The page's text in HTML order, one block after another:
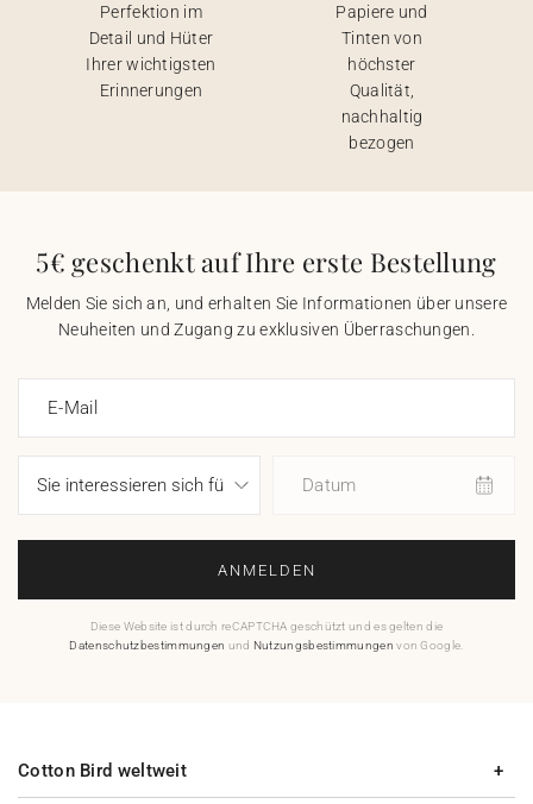
Perfektion im
Detail und Hüter
Ihrer wichtigsten
Erinnerungen
Papiere und
Tinten von
höchster
Qualität,
nachhaltig
bezogen
5€ geschenkt auf Ihre erste Bestellung
Melden Sie sich an, und erhalten Sie Informationen über unsere
Neuheiten und Zugang zu exklusiven Überraschungen.
E-Mail
Datum
ANMELDEN
Diese Website ist durch reCAPTCHA geschützt und es gelten die
Datenschutzbestimmungen und Nutzungsbestimmungen von Google.
Cotton Bird weltweit